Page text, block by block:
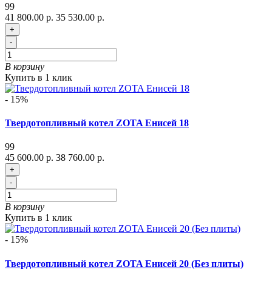
99
41 800.00 р. 35 530.00 р.
+
-
В корзину
Купить в 1 клик
- 15%
Твердотопливный котел ZOTA Енисей 18
99
45 600.00 р. 38 760.00 р.
+
-
В корзину
Купить в 1 клик
- 15%
Твердотопливный котел ZOTA Енисей 20 (Без плиты)